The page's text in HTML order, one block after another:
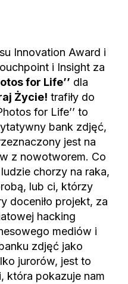
Innovation Award i
i Insight za
for Life’’ dla
Życie! trafiły do
for Life’’ to
bank zdjęć,
jest na
z nowotworem. Co
chorzy na raka,
lub ci, którzy
doceniło projekt, za
hacking
mediów i
zdjęć jako
jurorów, jest to
która pokazuje nam